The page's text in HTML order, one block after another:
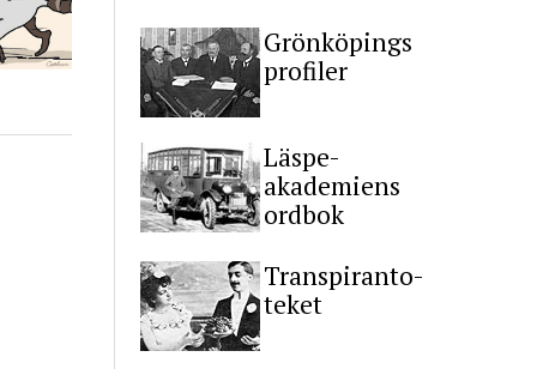
Grönköpings
profiler
Läspe-
akademiens
ordbok
Transpiranto-
teket